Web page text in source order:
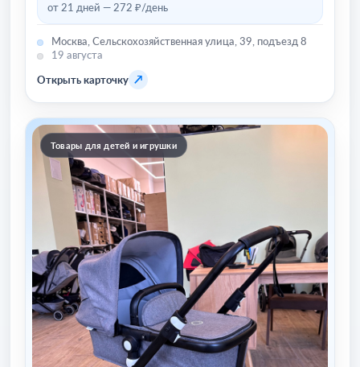
от 21 дней — 272 ₽/день
Москва, Сельскохозяйственная улица, 39, подъезд 8
19 августа
Открыть карточку ↗
Товары для детей и игрушки